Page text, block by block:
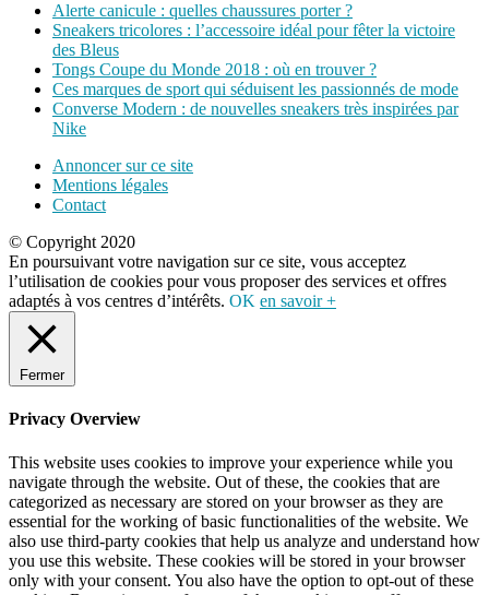
Alerte canicule : quelles chaussures porter ?
Sneakers tricolores : l’accessoire idéal pour fêter la victoire
des Bleus
Tongs Coupe du Monde 2018 : où en trouver ?
Ces marques de sport qui séduisent les passionnés de mode
Converse Modern : de nouvelles sneakers très inspirées par
Nike
Annoncer sur ce site
Mentions légales
Contact
© Copyright 2020
En poursuivant votre navigation sur ce site, vous acceptez
l’utilisation de cookies pour vous proposer des services et offres
adaptés à vos centres d’intérêts. OK en savoir +
Fermer
Privacy Overview
This website uses cookies to improve your experience while you
navigate through the website. Out of these, the cookies that are
categorized as necessary are stored on your browser as they are
essential for the working of basic functionalities of the website. We
also use third-party cookies that help us analyze and understand how
you use this website. These cookies will be stored in your browser
only with your consent. You also have the option to opt-out of these